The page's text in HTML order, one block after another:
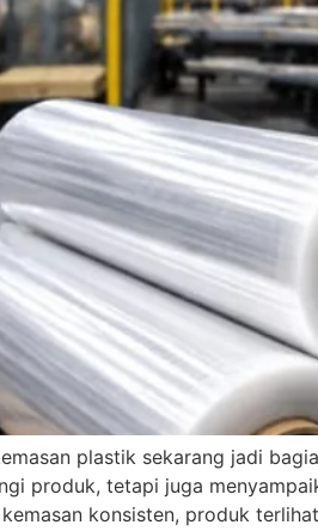
plastik sekarang jadi
produk, tetapi juga
konsisten, produk